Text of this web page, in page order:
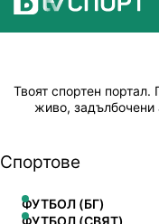
Твоят спортен портал.
живо, задълбочени
Спортове
ФУТБОЛ (БГ)
ФУТБОЛ (СВЯТ)